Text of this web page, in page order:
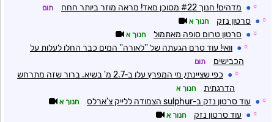
☼
● מדהים! חנוך #22 מסוכן מאד! מראה מוזר ביותר חחח תום
☼
● סרטון נזק חנוך א
☼
● סרטון טרום סופה מאתמול חנוך א
☼
● וואי! עוד טרם הגעתה של ''לאורה'' המים כבר החלו לעלות על
הכבישים
תום
☼
●
כפי שציינתי, מי המפרץ עלו ב-2.7 מ' בשיא. ברור שזה מתרחש
הדרגתית
חנוך א
☼
● עוד סרטון נזק ב-sulphur הצמודה ללייק צ'ארלס חנוך א
☼
● עוד סרטון נזק חנוך א